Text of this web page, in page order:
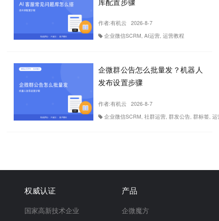
作者:有机云
2026-8-7
企业微信SCRM, AI运营, 运营教程
企微群公告怎么批量发？机器人
发布设置步骤
作者:有机云
2026-8-7
企业微信SCRM, 社群运营, 群发公告, 群标签, 运
权威认证
国家高新技术企业
产品
企微魔方